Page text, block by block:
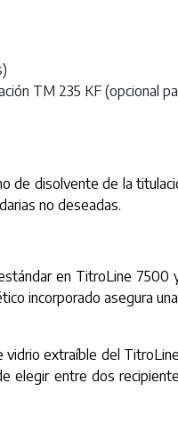
TM 235 KF (opcional
de disolvente de la
no deseadas.
en TitroLine
incorporado asegura
vidrio extraíble del
elegir entre dos